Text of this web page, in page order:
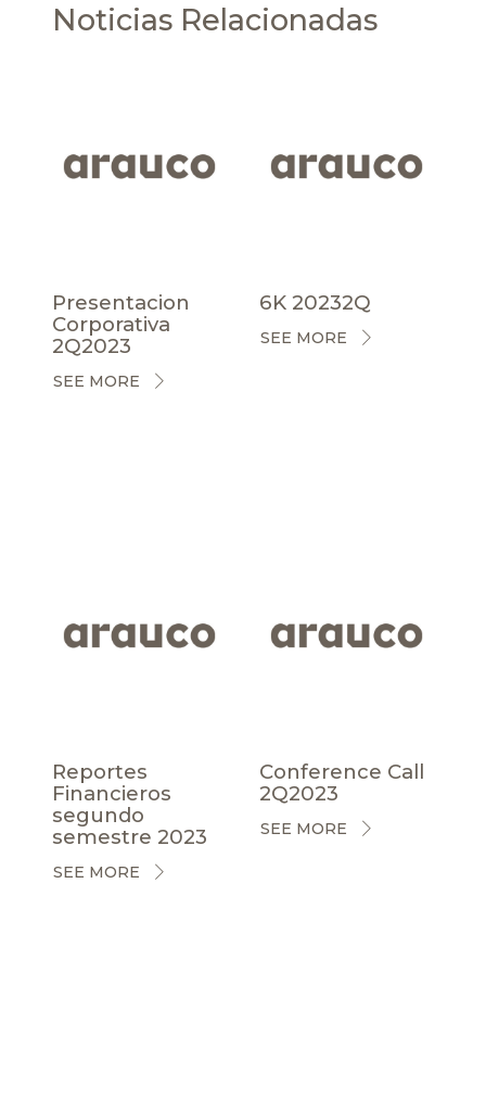
Noticias Relacionadas
Presentacion
Corporativa
2Q2023
SEE MORE
6K 20232Q
SEE MORE
Reportes
Financieros
segundo
semestre 2023
SEE MORE
Conference Call
2Q2023
SEE MORE